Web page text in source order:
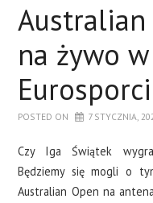
na żywo w
POSTED ON 7 STYCZNIA,
Czy Iga Świątek
Będziemy się mogli o
Australian Open na